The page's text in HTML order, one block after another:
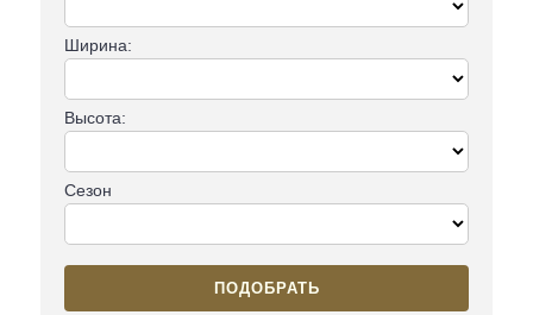
Ширина:
Высота:
Сезон
ПОДОБРАТЬ